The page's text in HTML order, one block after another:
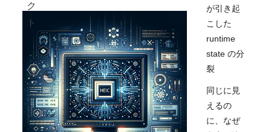
ク
ト
が引き起
こした
runtime
state の分
裂
同じに見
えるの
に、なぜ